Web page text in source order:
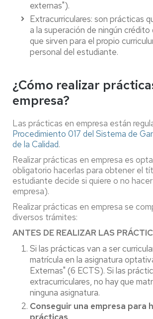
externas").
Extracurriculares: son prácticas
a la superación de ningún crédito
que sirven para el propio
personal del estudiante.
¿Cómo realizar
empresa?
Las prácticas en empresa están
Procedimiento 017 del Sistema de
de la Calidad.
Realizar prácticas en empresa es
obligatorio hacerlas para obtener el
estudiante decide si quiere o no
empresa).
Realizar prácticas en empresa se
diversos trámites:
ANTES DE REALIZAR LAS
Si las prácticas van a ser
matrícula en la asignatura
Externas" (6 ECTS). Si las
extracurriculares, no hay que
ninguna asignatura.
Conseguir una empresa para